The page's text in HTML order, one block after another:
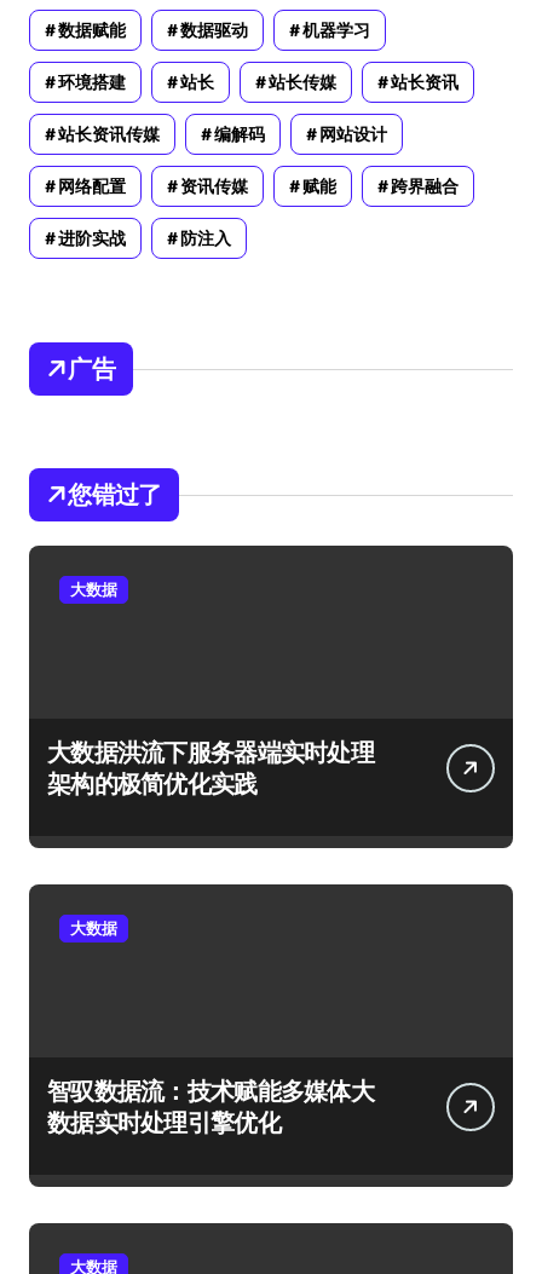
数据赋能 数据驱动 机器学习
环境搭建 站长 站长传媒 站长资讯
站长资讯传媒 编解码 网站设计
网络配置 资讯传媒 赋能 跨界融合
进阶实战 防注入
广告
您错过了
大数据
大数据洪流下服务器端实时处理
架构的极简优化实践
大数据
智驭数据流：技术赋能多媒体大
数据实时处理引擎优化
大数据